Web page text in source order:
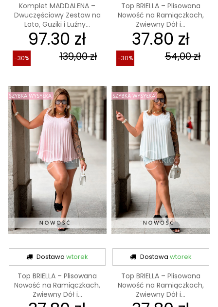
Komplet MADDALENA –
Dwuczęściowy Zestaw na
Lato, Guziki i Luźny...
97.30 zł
139,00 zł
-30%
Top BRIELLA – Plisowana
Nowość na Ramiączkach,
Zwiewny Dół i...
37.80 zł
54,00 zł
-30%
Dostawawtorek
Top BRIELLA – Plisowana
Nowość na Ramiączkach,
Zwiewny Dół i...
Dostawa wtorek
Top BRIELLA – Plisowana
Nowość na Ramiączkach,
Zwiewny Dół i...